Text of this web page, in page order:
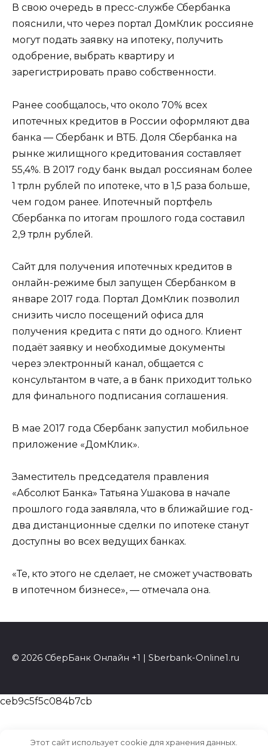
В свою очередь в пресс-службе Сбербанка
пояснили, что через портал ДомКлик россияне
могут подать заявку на ипотеку, получить
одобрение, выбрать квартиру и
зарегистрировать право собственности.
Ранее сообщалось, что около 70% всех
ипотечных кредитов в России оформляют два
банка — Сбербанк и ВТБ. Доля Сбербанка на
рынке жилищного кредитования составляет
55,4%. В 2017 году банк выдал россиянам более
1 трлн рублей по ипотеке, что в 1,5 раза больше,
чем годом ранее. Ипотечный портфель
Сбербанка по итогам прошлого года составил
2,9 трлн рублей.
Сайт для получения ипотечных кредитов в
онлайн-режиме был запущен Сбербанком в
январе 2017 года. Портал ДомКлик позволил
снизить число посещений офиса для
получения кредита с пяти до одного. Клиент
подаёт заявку и необходимые документы
через электронный канал, общается с
консультантом в чате, а в банк приходит только
для финального подписания соглашения.
В мае 2017 года Сбербанк запустил мобильное
приложение «ДомКлик».
Заместитель председателя правления
«Абсолют Банка» Татьяна Ушакова в начале
прошлого года заявляла, что в ближайшие год-
два дистанционные сделки по ипотеке станут
доступны во всех ведущих банках.
«Те, кто этого не сделает, не сможет участвовать
в ипотечном бизнесе», — отмечала она.
© 2026 СберБанк Онлайн +1 | Sberbank-Online1.ru
ceb9c5f5c084b7cb
Этот сайт использует cookie для хранения данных.